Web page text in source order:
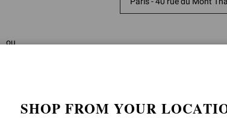
ou
Accédez à votre espace "Mon compte" ou utiliser la
vous pourrez télécharger l'étiquette de retour et tous
coursier à votre convenance ou, alternativement,
convient le mieux à votre emploi du temps. Veuillez
choisissez d'utiliser notre service de coursier pour
SHOP FROM YOUR